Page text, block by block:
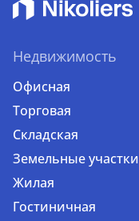
Недвижимость
Офисная
Торговая
Складская
Земельные участки
Жилая
Гостиничная